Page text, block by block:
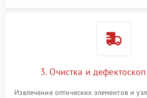
3. Очистка и
Извлечение оптических элементов и